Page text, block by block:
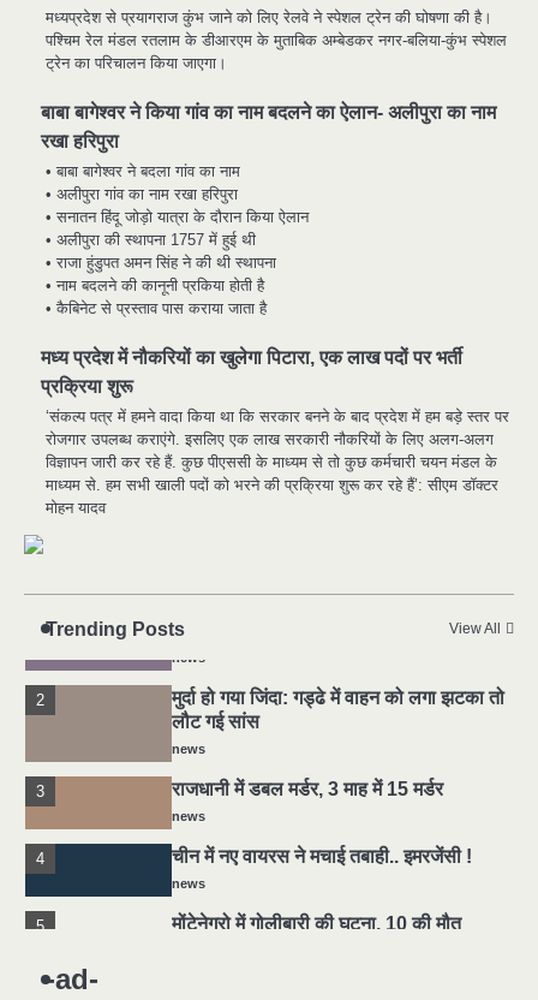
मध्यप्रदेश से प्रयागराज कुंभ जाने को लिए रेलवे ने स्पेशल ट्रेन की घोषणा की है।
पश्चिम रेल मंडल रतलाम के डीआरएम के मुताबिक अम्बेडकर नगर-बलिया-कुंभ स्पेशल
ट्रेन का परिचालन किया जाएगा।
बाबा बागेश्वर ने किया गांव का नाम बदलने का ऐलान- अलीपुरा का नाम
रखा हरिपुरा
• बाबा बागेश्वर ने बदला गांव का नाम
• अलीपुरा गांव का नाम रखा हरिपुरा
• सनातन हिंदू जोड़ो यात्रा के दौरान किया ऐलान
• अलीपुरा की स्थापना 1757 में हुई थी
• राजा हुंडुपत अमन सिंह ने की थी स्थापना
• नाम बदलने की कानूनी प्रकिया होती है
• कैबिनेट से प्रस्ताव पास कराया जाता है
मध्य प्रदेश में नौकरियों का खुलेगा पिटारा, एक लाख पदों पर भर्ती
प्रक्रिया शुरू
‘संकल्प पत्र में हमने वादा किया था कि सरकार बनने के बाद प्रदेश में हम बड़े स्तर पर
रोजगार उपलब्ध कराएंगे. इसलिए एक लाख सरकारी नौकरियों के लिए अलग-अलग
विज्ञापन जारी कर रहे हैं. कुछ पीएससी के माध्यम से तो कुछ कर्मचारी चयन मंडल के
माध्यम से. हम सभी खाली पदों को भरने की प्रक्रिया शुरू कर रहे हैं’: सीएम डॉक्टर
मोहन यादव
Trending Posts View All
लौट गई सांस
राजधानी में डबल मर्डर, 3 माह में 15 मर्डर
news
चीन में नए वायरस ने मचाई तबाही.. इमरजेंसी !
news
1 यमदूत बना डॉक्टर, 6 लोगों को रौंदा, 2 की मौत
news
2
मुर्दा हो गया जिंदा: गड्ढे में वाहन को लगा झटका तो
लौट गई सांस
news
3 राजधानी में डबल मर्डर, 3 माह में 15 मर्डर
news
4 चीन में नए वायरस ने मचाई तबाही.. इमरजेंसी !
news
5 मोंटेनेग्रो में गोलीबारी की घटना, 10 की मौत
-ad-